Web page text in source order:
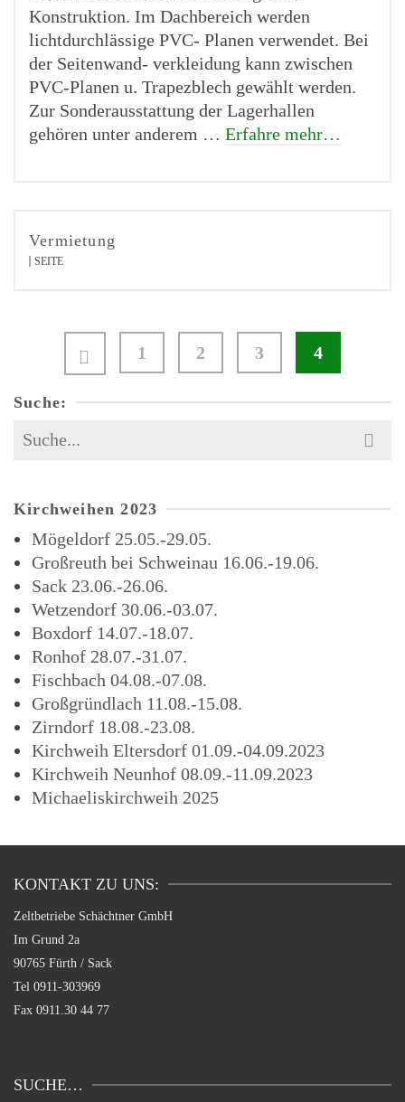
Konstruktion. Im Dachbereich werden
lichtdurchlässige PVC- Planen verwendet. Bei
der Seitenwand- verkleidung kann zwischen
PVC-Planen u. Trapezblech gewählt werden.
Zur Sonderausstattung der Lagerhallen
gehören unter anderem … Erfahre mehr…
Vermietung
SEITE
1 2 3 4
Suche:
Search
Kirchweihen 2023
Mögeldorf 25.05.-29.05.
Großreuth bei Schweinau 16.06.-19.06.
Sack 23.06.-26.06.
Wetzendorf 30.06.-03.07.
Boxdorf 14.07.-18.07.
Ronhof 28.07.-31.07.
Fischbach 04.08.-07.08.
Großgründlach 11.08.-15.08.
Zirndorf 18.08.-23.08.
Kirchweih Eltersdorf 01.09.-04.09.2023
Kirchweih Neunhof 08.09.-11.09.2023
Michaeliskirchweih 2025
KONTAKT ZU UNS:
Zeltbetriebe Schächtner GmbH
Im Grund 2a
90765 Fürth / Sack
Tel 0911-303969
Fax 0911.30 44 77
SUCHE…